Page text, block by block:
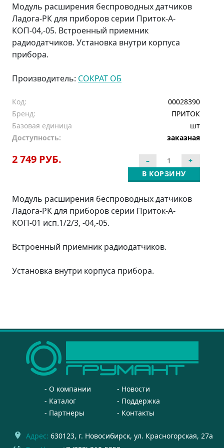
Модуль расширения беспроводных датчиков
Ладога-РК для приборов серии Приток-А-
КОП-04,-05. Встроенный приемник
радиодатчиков. Установка внутри корпуса
прибора.
Производитель: СОКРАТ ОБ
Код:
00028390
Бренд:
ПРИТОК
Базовая единица
шт
Доступность:
заказная
2 749 РУБ.
В КОРЗИНУ
Модуль расширения беспроводных датчиков
Ладога-РК для приборов серии Приток-А-
КОП-01 исп.1/2/3, -04,-05.
Встроенный приемник радиодатчиков.
Установка внутри корпуса прибора.
О компании
Новости
Каталог
Поддержка
Партнеры
Контакты
Адрес: 630123, г. Новосибирск, ул. Красногорская, 27а